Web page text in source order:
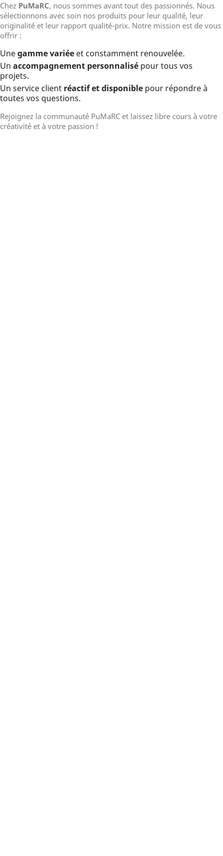
Chez PuMaRC, nous sommes avant tout des passionnés. Nous
sélectionnons avec soin nos produits pour leur qualité, leur
originalité et leur rapport qualité-prix. Notre mission est de vous
offrir :
Unegamme variée et constamment renouvelée.
Un accompagnement personnalisé pour tous vos
projets.
Un service client réactif et disponible pour répondre à
toutes vos questions.
Rejoignez la communauté PuMaRC et laissez libre cours à votre
créativité et à votre passion !